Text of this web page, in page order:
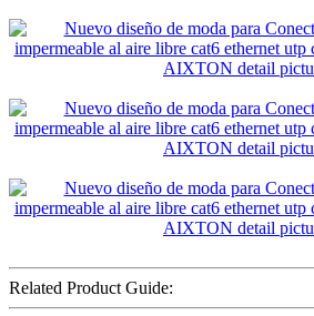
Related Product Guide: